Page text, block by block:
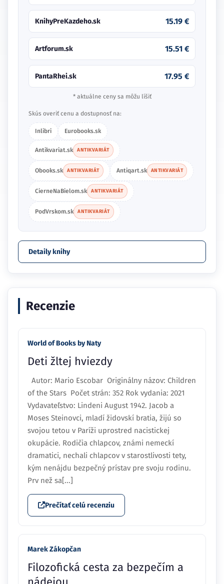
KnihyPreKazdeho.sk 15.19 €
Artforum.sk 15.51 €
PantaRhei.sk 17.95 €
* aktuálne ceny sa môžu líšiť
Skús overiť cenu a dostupnosť na:
Inlibri Eurobooks.sk
Antikvariat.sk ANTIKVARIÁT
Obooks.sk ANTIKVARIÁT Antiqart.sk ANTIKVARIÁT
CierneNaBielom.sk ANTIKVARIÁT
PodVrskom.sk ANTIKVARIÁT
Detaily knihy
Recenzie
World of Books by Naty
Deti žltej hviezdy
Autor: Mario Escobar Originálny názov: Children
of the Stars Počet strán: 352 Rok vydania: 2021
Vydavateľstvo: Lindeni August 1942. Jacob a
Moses Steinovci, mladí židovskí bratia, žijú so
svojou tetou v Paríži uprostred nacistickej
okupácie. Rodičia chlapcov, známi nemeckí
dramatici, nechali chlapcov v starostlivosti tety,
kým nenájdu bezpečný prístav pre svoju rodinu.
Prv než sa[...]
Prečítať celú recenziu
Marek Zákopčan
Filozofická cesta za bezpečím a